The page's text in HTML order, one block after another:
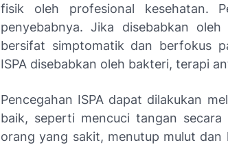
fisik oleh profesional kesehatan.
penyebabnya. Jika disebabkan
bersifat simptomatik dan berfokus
ISPA disebabkan oleh bakteri, terapi
Pencegahan ISPA dapat dilakukan
baik, seperti mencuci tangan
orang yang sakit, menutup mulut